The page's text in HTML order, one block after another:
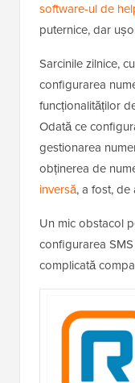
software-ul de
puternice, dar
Sarcinile zilnice,
configurarea
funcționalităților
Odată ce
gestionarea
obținerea de
inversă, a fost, de
Un mic obstacol
configurarea
complicată